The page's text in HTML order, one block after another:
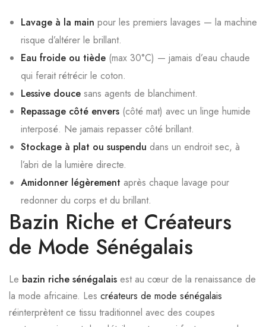
Lavage à la main pour les premiers lavages — la machine
risque d’altérer le brillant.
Eau froide ou tiède (max 30°C) — jamais d’eau chaude
qui ferait rétrécir le coton.
Lessive douce sans agents de blanchiment.
Repassage côté envers (côté mat) avec un linge humide
interposé. Ne jamais repasser côté brillant.
Stockage à plat ou suspendu dans un endroit sec, à
l’abri de la lumière directe.
Amidonner légèrement après chaque lavage pour
redonner du corps et du brillant.
Bazin Riche et Créateurs
de Mode Sénégalais
Le bazin riche sénégalais est au cœur de la renaissance de
la mode africaine. Les créateurs de mode sénégalais
réinterprètent ce tissu traditionnel avec des coupes